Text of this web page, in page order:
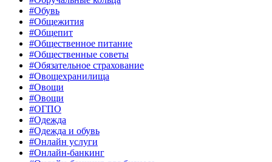
#Обувь
#Общежития
#Общепит
#Общественное питание
#Общественные советы
#Обязательное страхование
#Овощехранилища
#Овощи
#Овощи
#ОГПО
#Одежда
#Одежда и обувь
#Онлайн услуги
#Онлайн-банкинг